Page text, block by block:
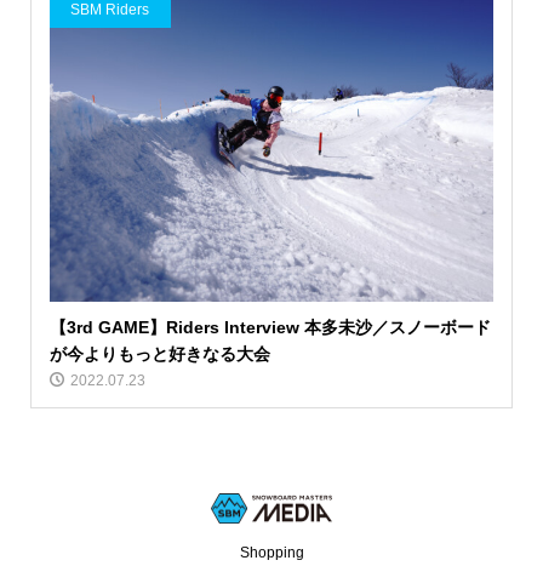
SBM Riders
【3rd GAME】Riders Interview 本多未沙／スノーボード
が今よりもっと好きなる大会
2022.07.23
Shopping